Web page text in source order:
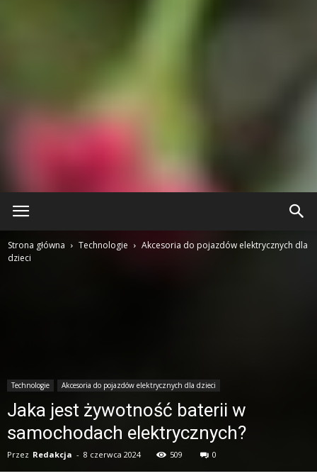
Strona główna Technologie
Akcesoria do pojazdów elektrycznych dla
dzieci
Technologie Akcesoria do pojazdów elektrycznych dla dzieci
Jaka jest żywotność baterii w
samochodach elektrycznych?
Przez Redakcja - 8 czerwca 2024 509 0